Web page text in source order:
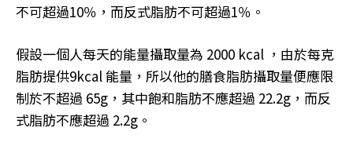
不可超過10％，而反式脂肪不可超過1％。
假設一個人每天的能量攝取量為 2000 kcal ，由於每克
脂肪提供9kcal 能量，所以他的膳食脂肪攝取量便應限
制於不超過 65g，其中飽和脂肪不應超過 22.2g，而反
式脂肪不應超過 2.2g。